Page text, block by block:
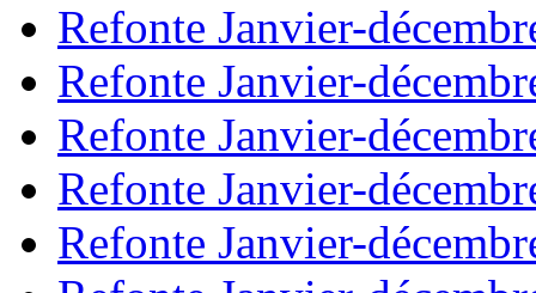
Refonte Janvier-
Refonte Janvier-
Refonte Janvier-
Refonte Janvier-
Refonte Janvier-